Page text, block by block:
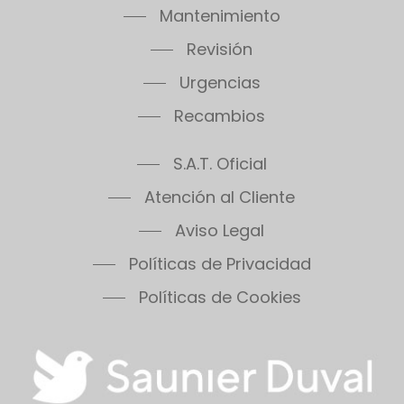
Mantenimiento
Revisión
Urgencias
Recambios
S.A.T. Oficial
Atención al Cliente
Aviso Legal
Políticas de Privacidad
Políticas de Cookies